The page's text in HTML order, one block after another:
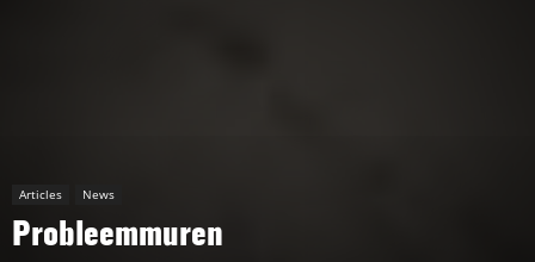
Articles News
Probleemmuren